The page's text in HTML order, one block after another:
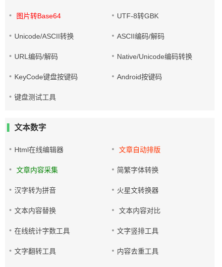
图片转Base64 UTF-8转GBK
Unicode/ASCII转换 ASCII编码/解码
URL编码/解码 Native/Unicode编码转换
KeyCode键盘按键码 Android按键码
键盘测试工具
文本数字
Html在线编辑器 文章自动排版
文章内容采集 简繁字体转换
汉字转为拼音 火星文转换器
文本内容替换 文本内容对比
在线统计字数工具 文字竖排工具
文字翻转工具 内容去重工具